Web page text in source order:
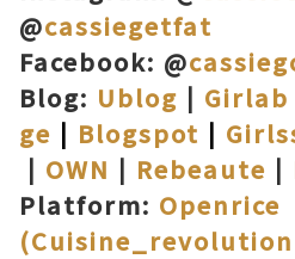
@cassiegetfat
Facebook: @
Blog: Ublog | Girlab
ge | Blogspot |
| OWN | Rebeaute |
Platform: Openrice
(Cuisine_revolution